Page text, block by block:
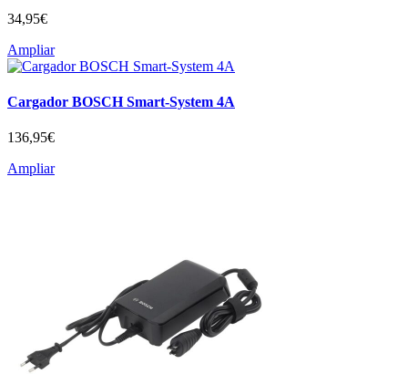
34,95€
Ampliar
Cargador BOSCH Smart-System 4A
136,95€
Ampliar